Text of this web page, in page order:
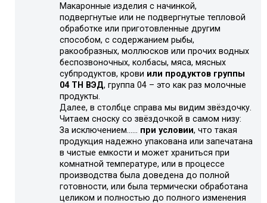
Макаронные изделия с начинкой,
подвергнутые или не подвергнутые тепловой
обработке или приготовленные другим
способом, с содержанием рыбы,
ракообразных, моллюсков или прочих водных
беспозвоночных, колбасы, мяса, мясных
субпродуктов, крови или продуктов группы
04 ТН ВЭД, группа 04 – это как раз молочные
продукты.
Далее, в столбце справа мы видим звёздочку.
Читаем сноску со звёздочкой в самом низу:
За исключением…… при условии, что такая
продукция надежно упакована или запечатана
в чистые емкости и может храниться при
комнатной температуре, или в процессе
производства была доведена до полной
готовности, или была термически обработана
целиком и полностью до полного изменения